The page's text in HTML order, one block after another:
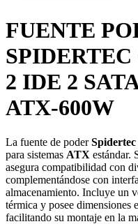
FUENTE
SPIDERTEC
2 IDE 2
ATX-600W
La fuente de poder
para sistemas ATX estándar.
asegura compatibilidad con
complementándose con
almacenamiento. Incluye un
térmica y posee dimensiones
facilitando su montaje en la